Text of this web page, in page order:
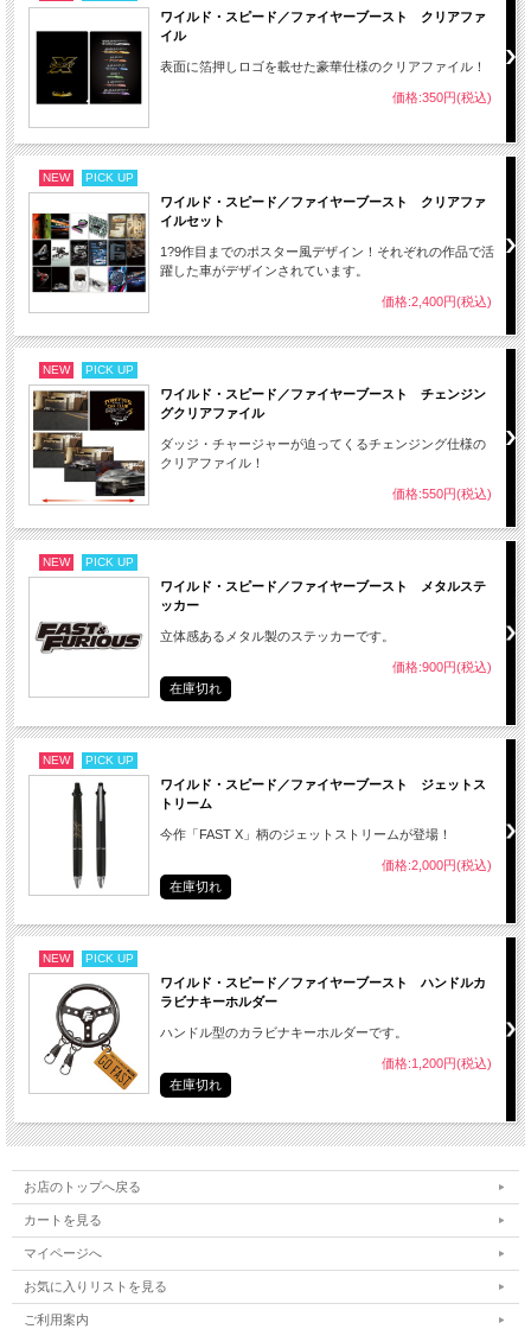
ワイルド・スピード／ファイヤーブースト クリアファ
イル
表面に箔押しロゴを載せた豪華仕様のクリアファイル！
価格:350円(税込)
NEW PICK UP
ワイルド・スピード／ファイヤーブースト クリアファ
イルセット
1?9作目までのポスター風デザイン！それぞれの作品で活
躍した車がデザインされています。
価格:2,400円(税込)
NEW PICK UP
ワイルド・スピード／ファイヤーブースト チェンジン
グクリアファイル
ダッジ・チャージャーが迫ってくるチェンジング仕様の
クリアファイル！
価格:550円(税込)
NEW PICK UP
ワイルド・スピード／ファイヤーブースト メタルステ
ッカー
立体感あるメタル製のステッカーです。
価格:900円(税込)
在庫切れ
NEW PICK UP
ワイルド・スピード／ファイヤーブースト ジェットス
トリーム
今作「FAST X」柄のジェットストリームが登場！
価格:2,000円(税込)
在庫切れ
NEW PICK UP
ワイルド・スピード／ファイヤーブースト ハンドルカ
ラビナキーホルダー
ハンドル型のカラビナキーホルダーです。
価格:1,200円(税込)
在庫切れ
お店のトップへ戻る
カートを見る
マイページへ
お気に入りリストを見る
ご利用案内